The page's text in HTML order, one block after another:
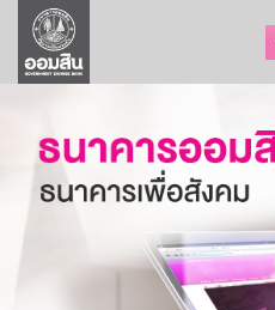
ลูกค้าธุรกิจ
ลูกค้าผู้ประกอบรายย่อย
ออมเพื่อสุข
เกี่ยวกับธนาคาร
การพัฒนาที่ยั่งยืน